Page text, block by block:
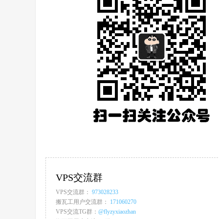
VPS交流群
VPS交流群： 973028233
搬瓦工用户交流群： 171060270
VPS交流TG群： @flyzyxiaozhan